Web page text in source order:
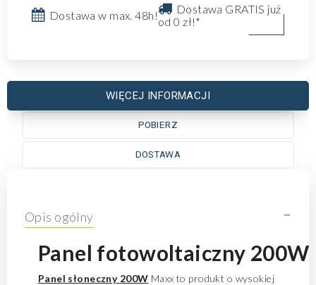
Dostawa w max. 48h!
Dostawa GRATIS już
od 0 zł!*
WIĘCEJ INFORMACJI
POBIERZ
DOSTAWA
Opis ogólny -
Panel fotowoltaiczny 200W
Panel słoneczny 200W Maxx to produkt o wysokiej